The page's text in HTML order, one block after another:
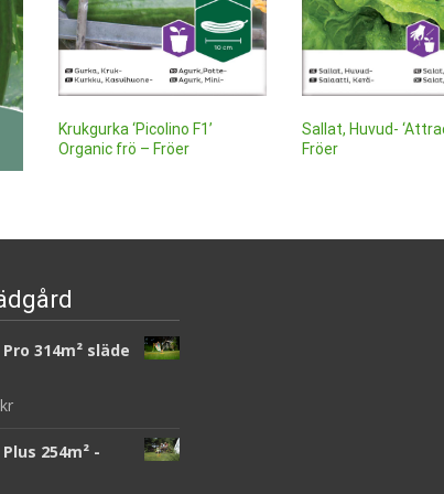
Krukgurka ‘Picolino F1’
Organic frö – Fröer
Sallat, Huvud-
Fröer
314m² släde
kr
254m² -